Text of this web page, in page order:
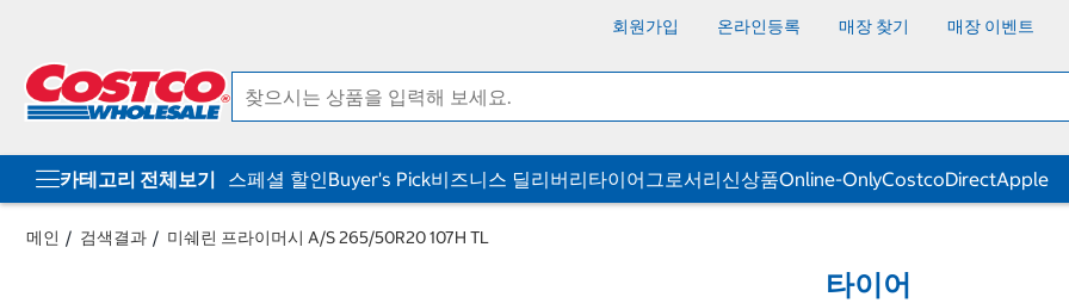
회원가입 온라인등록 매장 찾기 매장 이벤트
카테고리 전체보기 스페셜 할인Buyer's Pick비즈니스 딜리버리타이어그로서리신상품Online-OnlyCostcoDirectApple
메인 검색결과 미쉐린 프라이머시 A/S 265/50R20 107H TL
타이어